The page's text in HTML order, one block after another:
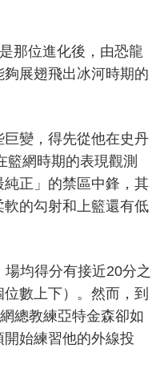
那位進化後，由恐龍
展翅飛出冰河時期的
變，得先從他在史丹
籃網時期的表現觀測
正」的禁區中鋒，其
的勾射和上籃還有低
均得分有接近20分之
數上下）。然而，到
總教練亞特金森卻如
始練習他的外線投